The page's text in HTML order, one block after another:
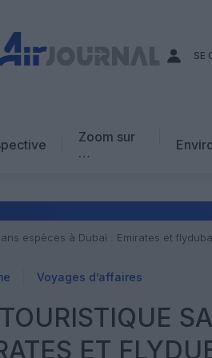
SE
Zoom sur
…
Avis d’expert
espèces à Dubaï : Emirates et
Voyages d’affaires
ET